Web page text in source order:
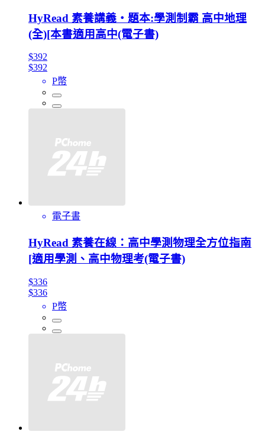
HyRead 素養講義‧題本:學測制霸 高中地理
(全)[本書適用高中(電子書)
$392
$392
P幣
電子書
HyRead 素養在線：高中學測物理全方位指南
[適用學測、高中物理考(電子書)
$336
$336
P幣